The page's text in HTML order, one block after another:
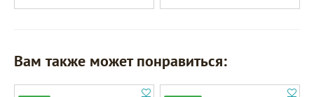
Вам также может понравиться: